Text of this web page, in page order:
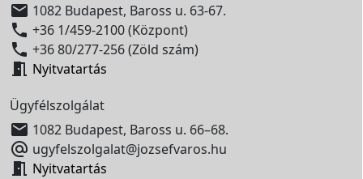
 1082 Budapest, Baross u. 63-67.
 +36 1/459-2100 (Központ)
 +36 80/277-256 (Zöld szám)
 Nyitvatartás
Ügyfélszolgálat
 1082 Budapest, Baross u. 66–68.
 ugyfelszolgalat@jozsefvaros.hu
 Nyitvatartás